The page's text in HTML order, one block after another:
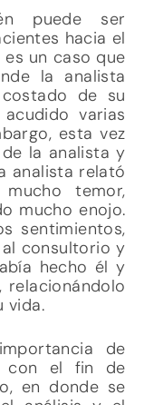
puede ser
hacia el
un caso que
la analista
de su
varias
esta vez
la analista y
analista relató
temor,
mucho enojo.
sentimientos,
consultorio y
hecho él y
vida.
de
con el fin de
en donde se